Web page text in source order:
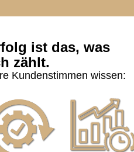
ist das, was
zählt.
Kundenstimmen wissen: